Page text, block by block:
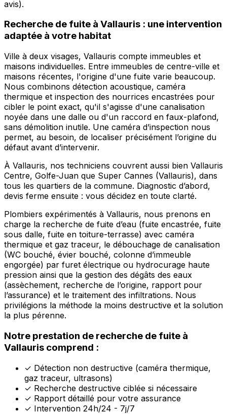
avis).
Recherche de fuite à Vallauris : une intervention
adaptée à votre habitat
Ville à deux visages, Vallauris compte immeubles et
maisons individuelles. Entre immeubles de centre-ville et
maisons récentes, l'origine d'une fuite varie beaucoup.
Nous combinons détection acoustique, caméra
thermique et inspection des nourrices encastrées pour
cibler le point exact, qu'il s'agisse d'une canalisation
noyée dans une dalle ou d'un raccord en faux-plafond,
sans démolition inutile. Une caméra d’inspection nous
permet, au besoin, de localiser précisément l’origine du
défaut avant d’intervenir.
À Vallauris, nos techniciens couvrent aussi bien Vallauris
Centre, Golfe-Juan que Super Cannes (Vallauris), dans
tous les quartiers de la commune. Diagnostic d’abord,
devis ferme ensuite : vous décidez en toute clarté.
Plombiers expérimentés à Vallauris, nous prenons en
charge la recherche de fuite d’eau (fuite encastrée, fuite
sous dalle, fuite en toiture-terrasse) avec caméra
thermique et gaz traceur, le débouchage de canalisation
(WC bouché, évier bouché, colonne d’immeuble
engorgée) par furet électrique ou hydrocurage haute
pression ainsi que la gestion des dégâts des eaux
(assèchement, recherche de l’origine, rapport pour
l’assurance) et le traitement des infiltrations. Nous
privilégions la méthode la moins destructive et la solution
la plus pérenne.
Notre prestation de recherche de fuite à
Vallauris comprend :
✓ Détection non destructive (caméra thermique,
gaz traceur, ultrasons)
✓ Recherche destructive ciblée si nécessaire
✓ Rapport détaillé pour votre assurance
✓ Intervention 24h/24 - 7j/7